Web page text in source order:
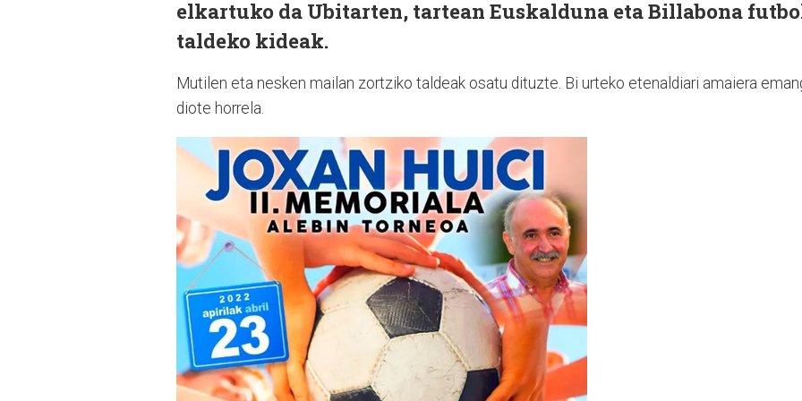
elkartuko da Ubitarten, tartean Euskalduna eta Billabona
taldeko kideak.
Mutilen eta nesken mailan zortziko taldeak osatu dituzte. Bi urteko etenaldiari amaiera
diote horrela.